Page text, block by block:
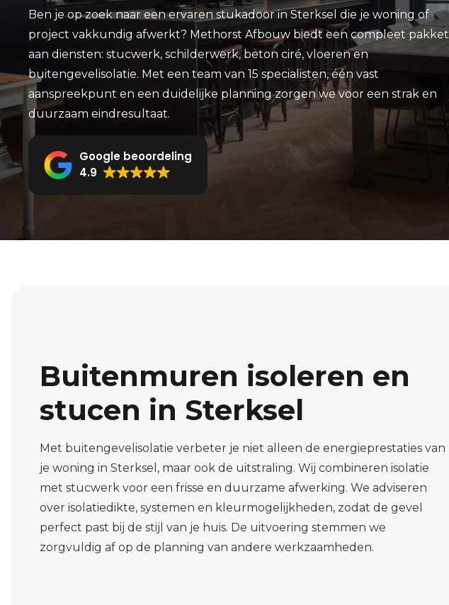
Ben je op zoek naar een ervaren stukadoor in Sterksel die je woning of
project vakkundig afwerkt? Methorst Afbouw biedt een compleet pakket
aan diensten: stucwerk, schilderwerk, beton ciré, vloeren en
buitengevelisolatie. Met een team van 15 specialisten, één vast
aanspreekpunt en een duidelijke planning zorgen we voor een strak en
duurzaam eindresultaat.
Google beoordeling
4.9
Buitenmuren isoleren en
stucen in Sterksel
Met buitengevelisolatie verbeter je niet alleen de energieprestaties van
je woning in Sterksel, maar ook de uitstraling. Wij combineren isolatie
met stucwerk voor een frisse en duurzame afwerking. We adviseren
over isolatiedikte, systemen en kleurmogelijkheden, zodat de gevel
perfect past bij de stijl van je huis. De uitvoering stemmen we
zorgvuldig af op de planning van andere werkzaamheden.